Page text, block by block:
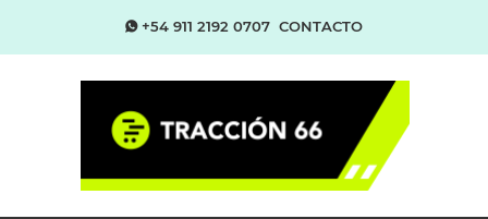
+54 911 2192 0707 CONTACTO